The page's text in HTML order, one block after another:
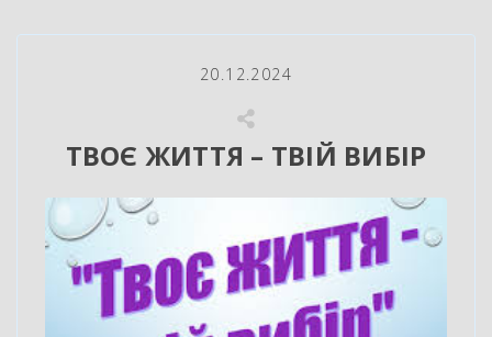
20.12.2024
ТВОЄ ЖИТТЯ – ТВІЙ ВИБІР